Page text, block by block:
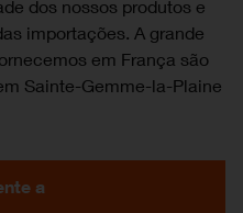
dos nossos produtos e
importações. A grande
em França são
Sainte-Gemme-la-Plaine
a